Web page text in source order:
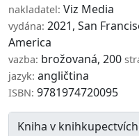
nakladatel: Viz Media
vydána: 2021, San
America
vazba: brožovaná, 200
jazyk: angličtina
ISBN: 9781974720095
Kniha v